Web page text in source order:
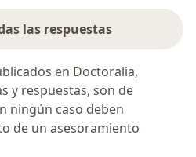
las respuestas
en Doctoralia,
y respuestas, son de
ningún caso deben
de un asesoramiento